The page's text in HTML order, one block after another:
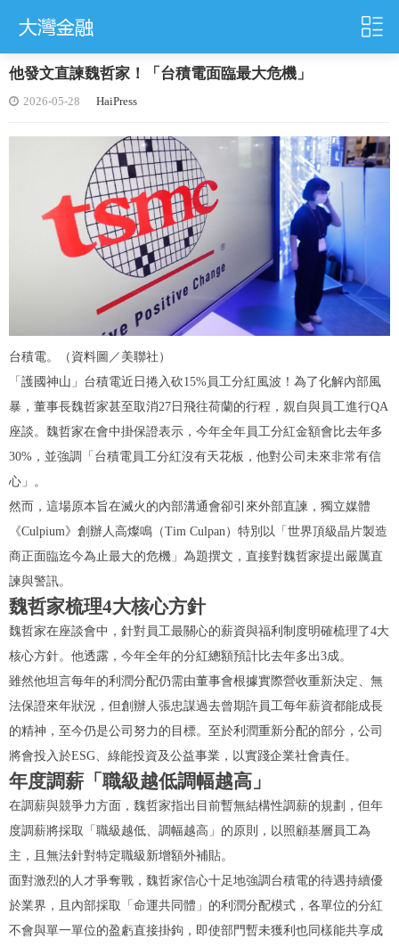
他發文直諫魏哲家！「台積電面臨最大危機」
2026-05-28 HaiPress
台積電。（資料圖／美聯社）
「護國神山」台積電近日捲入砍15%員工分紅風波！為了化解內部風
暴，董事長魏哲家甚至取消27日飛往荷蘭的行程，親自與員工進行QA
座談。魏哲家在會中掛保證表示，今年全年員工分紅金額會比去年多
30%，並強調「台積電員工分紅沒有天花板，他對公司未來非常有信
心」。
然而，這場原本旨在滅火的內部溝通會卻引來外部直諫，獨立媒體
《Culpium》創辦人高燦鳴（Tim Culpan）特別以「世界頂級晶片製造
商正面臨迄今為止最大的危機」為題撰文，直接對魏哲家提出嚴厲直
諫與警訊。
魏哲家梳理4大核心方針
魏哲家在座談會中，針對員工最關心的薪資與福利制度明確梳理了4大
核心方針。他透露，今年全年的分紅總額預計比去年多出3成。
雖然他坦言每年的利潤分配仍需由董事會根據實際營收重新決定、無
法保證來年狀況，但創辦人張忠謀過去曾期許員工每年薪資都能成長
的精神，至今仍是公司努力的目標。至於利潤重新分配的部分，公司
將會投入於ESG、綠能投資及公益事業，以實踐企業社會責任。
年度調薪「職級越低調幅越高」
在調薪與競爭力方面，魏哲家指出目前暫無結構性調薪的規劃，但年
度調薪將採取「職級越低、調幅越高」的原則，以照顧基層員工為
主，且無法針對特定職級新增額外補貼。
面對激烈的人才爭奪戰，魏哲家信心十足地強調台積電的待遇持續優
於業界，且內部採取「命運共同體」的利潤分配模式，各單位的分紅
不會與單一單位的盈虧直接掛鉤，即使部門暫未獲利也同樣能共享成